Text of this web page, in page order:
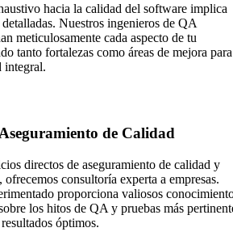
hacia la calidad del software implica
Nuestros ingenieros de QA
meticulosamente cada aspecto de tu
tanto fortalezas como áreas de mejora para
integral.
de Calidad
directos de aseguramiento de calidad y
ofrecemos consultoría experta a empresas.
proporciona valiosos
los hitos de QA y pruebas más
óptimos.